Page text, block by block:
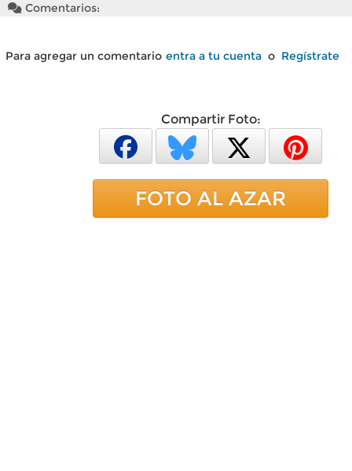
Comentarios:
Para agregar un comentario entra a tu cuenta o Regístrate
Compartir Foto:
FOTO AL AZAR